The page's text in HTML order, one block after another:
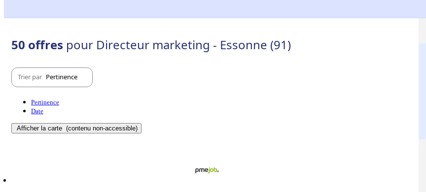
50 offres pour Directeur marketing - Essonne (91)
Trier par Pertinence
Pertinence
Date
Afficher la carte (contenu non-accessible)